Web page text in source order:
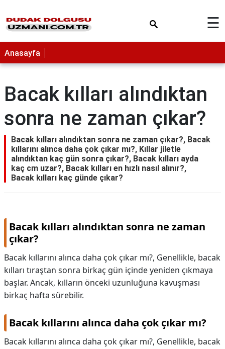
☰
Anasayfa
Bacak kılları alındıktan
sonra ne zaman çıkar?
Bacak kılları alındıktan sonra ne zaman çıkar?, Bacak
kıllarını alınca daha çok çıkar mı?, Kıllar jiletle
alındıktan kaç gün sonra çıkar?, Bacak kılları ayda
kaç cm uzar?, Bacak kılları en hızlı nasıl alınır?,
Bacak kılları kaç günde çıkar?
Bacak kılları alındıktan sonra ne zaman
çıkar?
Bacak kıllarını alınca daha çok çıkar mı?, Genellikle, bacak
kılları tıraştan sonra birkaç gün içinde yeniden çıkmaya
başlar. Ancak, kılların önceki uzunluğuna kavuşması
birkaç hafta sürebilir.
Bacak kıllarını alınca daha çok çıkar mı?
Bacak kıllarını alınca daha çok çıkar mı?, Genellikle, bacak